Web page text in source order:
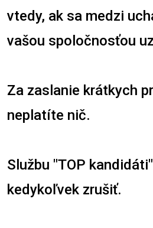
vtedy, ak sa medzi
vašou spoločnosťou
Za zaslanie krátkych
neplatíte nič.
Službu "TOP
kedykoľvek zrušiť.